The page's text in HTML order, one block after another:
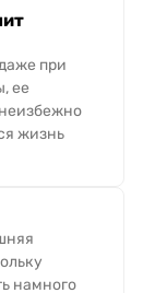
при
ее
жизнь
намного